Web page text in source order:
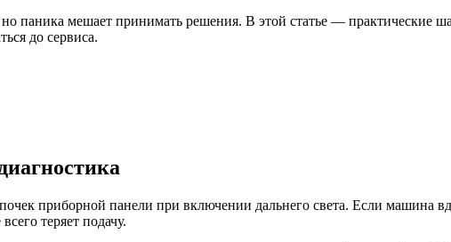
паника мешает принимать решения. В этой статье — практические
до сервиса.
приборной панели при включении дальнего света. Если машина
теряет подачу.